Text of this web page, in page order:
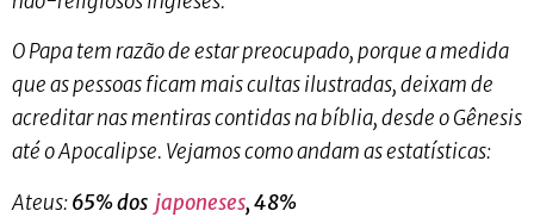
O Papa tem razão de estar preocupado, porque a medida
que as pessoas ficam mais cultas ilustradas, deixam de
acreditar nas mentiras contidas na bíblia, desde o Gênesis
até o Apocalipse. Vejamos como andam as estatísticas:
Ateus:65% dos japoneses, 48%